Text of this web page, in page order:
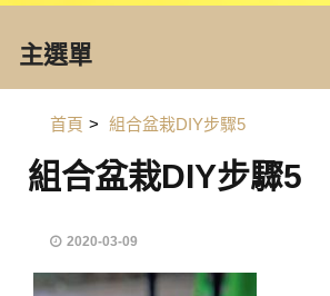
主選單
首頁 > 組合盆栽DIY步驟5
組合盆栽DIY步驟5
2020-03-09